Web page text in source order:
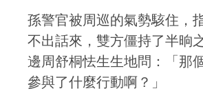
孫警官被周巡的氣勢駭住，
不出話來，雙方僵持了半晌
邊周舒桐怯生生地問：「那
參與了什麼行動啊？」